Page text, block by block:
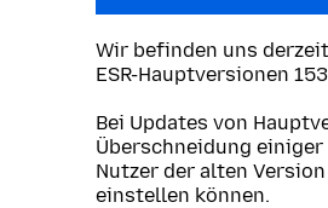
Wir befinden uns
ESR-Hauptversionen
Bei Updates von
Überschneidung einiger
Nutzer der alten
einstellen können.